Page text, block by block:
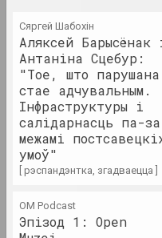
Сяргей Шабохін
Аляксей Барысёнак
Антаніна Сцебур:
"Тое, што
стае адчувальным.
Інфраструктуры і
салідарнасць па-за
межамі
умоў"
[ рэспандэнтка, згадваецца ]
OM Podcast
Эпізод 1: Open